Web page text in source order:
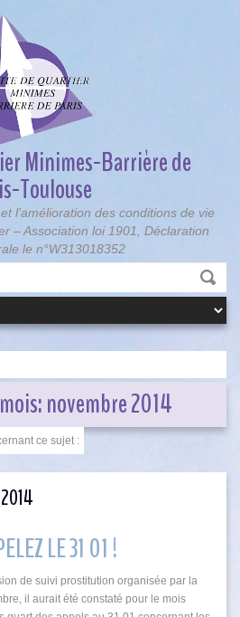
Minimes-Barrière de
Toulouse
l’amélioration des conditions de vie
– Association loi 1901, Déclaration
le n°W313018352
novembre 2014
LE 31 01 !
de suivi prostitution organisée par la
il aurait été constaté pour le mois